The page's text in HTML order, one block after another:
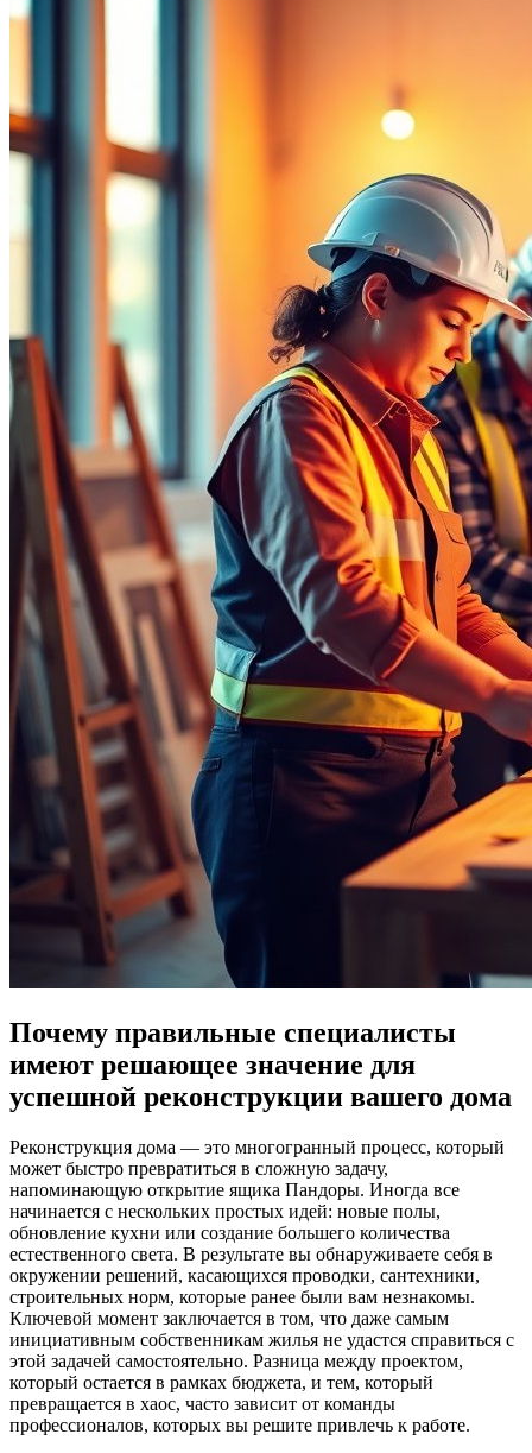
Почему правильные специалисты
имеют решающее значение для
успешной реконструкции вашего дома
Реконструкция дома — это многогранный процесс, который
может быстро превратиться в сложную задачу,
напоминающую открытие ящика Пандоры. Иногда все
начинается с нескольких простых идей: новые полы,
обновление кухни или создание большего количества
естественного света. В результате вы обнаруживаете себя в
окружении решений, касающихся проводки, сантехники,
строительных норм, которые ранее были вам незнакомы.
Ключевой момент заключается в том, что даже самым
инициативным собственникам жилья не удастся справиться с
этой задачей самостоятельно. Разница между проектом,
который остается в рамках бюджета, и тем, который
превращается в хаос, часто зависит от команды
профессионалов, которых вы решите привлечь к работе.